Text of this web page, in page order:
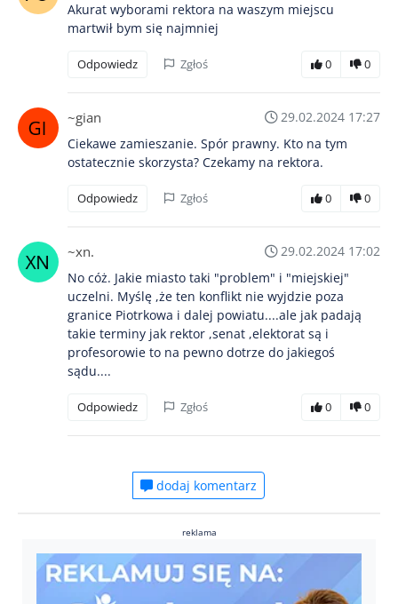
Akurat wyborami rektora na waszym miejscu
martwił bym się najmniej
Odpowiedz Zgłoś 0 0
~gian
29.02.2024 17:27
Ciekawe zamieszanie. Spór prawny. Kto na tym
ostatecznie skorzysta? Czekamy na rektora.
Odpowiedz Zgłoś 0 0
~xn.
29.02.2024 17:02
No cóż. Jakie miasto taki "problem" i "miejskiej"
uczelni. Myślę ,że ten konflikt nie wyjdzie poza
granice Piotrkowa i dalej powiatu....ale jak padają
takie terminy jak rektor ,senat ,elektorat są i
profesorowie to na pewno dotrze do jakiegoś
sądu....
Odpowiedz Zgłoś 0 0
dodaj komentarz
reklama